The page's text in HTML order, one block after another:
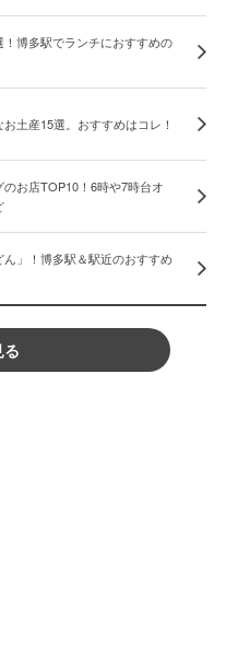
博多駅でランチにおすすめの
土産15選。おすすめはコレ！
お店TOP10！6時や7時台オ
」！博多駅＆駅近のおすすめ
る